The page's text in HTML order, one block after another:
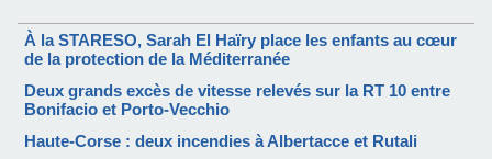
À la STARESO, Sarah El Haïry place les enfants au cœur
de la protection de la Méditerranée
Deux grands excès de vitesse relevés sur la RT 10 entre
Bonifacio et Porto-Vecchio
Haute-Corse : deux incendies à Albertacce et Rutali